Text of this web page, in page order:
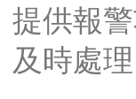
提供報警
及時處理